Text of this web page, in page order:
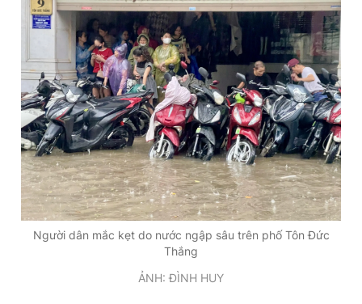
Người dân mắc kẹt do nước ngập sâu trên phố Tôn Đức
Thắng
ẢNH: ĐÌNH HUY